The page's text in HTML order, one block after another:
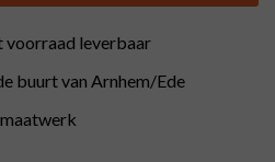
voorraad leverbaar
buurt van Arnhem/Ede